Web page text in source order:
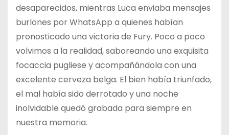
desaparecidos, mientras Luca enviaba mensajes
burlones por WhatsApp a quienes habían
pronosticado una victoria de Fury. Poco a poco
volvimos a la realidad, saboreando una exquisita
focaccia pugliese y acompañándola con una
excelente cerveza belga. El bien había triunfado,
el mal había sido derrotado y una noche
inolvidable quedó grabada para siempre en
nuestra memoria.